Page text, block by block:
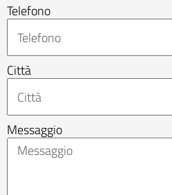
Telefono
Città
Messaggio